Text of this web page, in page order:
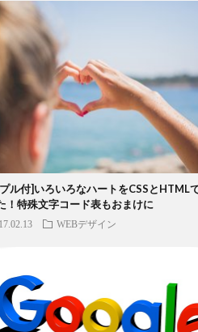
ル付]いろいろなハートをCSSとHTML
！特殊文字コード表もおまけに
WEBデザイン